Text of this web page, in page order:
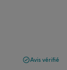
Avis vérifié